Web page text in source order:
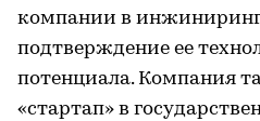
компании в
подтверждение ее
потенциала. Компания
«стартап» в